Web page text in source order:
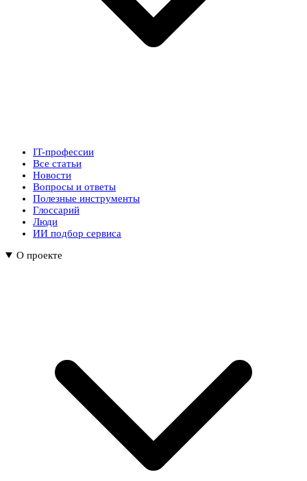
IT-профессии
Все статьи
Новости
Вопросы и ответы
Полезные инструменты
Глоссарий
Люди
ИИ подбор сервиса
О проекте